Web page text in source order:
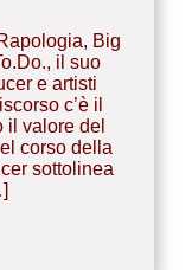
Big
il suo
e artisti
c’è il
il valore del
corso della
sottolinea